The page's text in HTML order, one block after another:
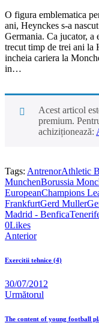
O figura emblematica
ani, Heynckes s-a
Germania. Ca jucator, a
trecut timp de trei ani la
incheia cariera la
in…
Acest articol
premium.
achiziționează:
Tags: AntrenorAthletic
MunchenBorussia
EuropeanChampions
FrankfurtGerd Muller
Madrid - Benfica
0Likes
Anterior
Exercitii tehnice (4)
30/07/2012
Următorul
The content of young football